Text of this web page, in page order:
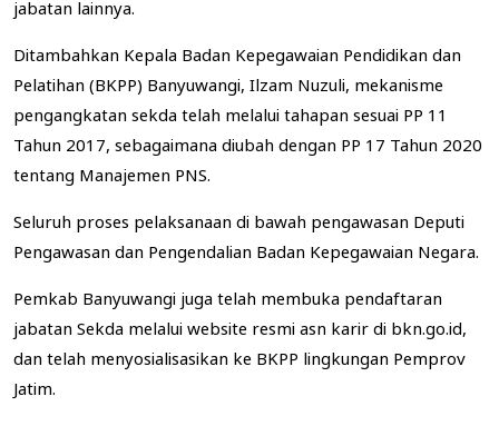
jabatan lainnya.
Ditambahkan Kepala Badan Kepegawaian Pendidikan dan
Pelatihan (BKPP) Banyuwangi, Ilzam Nuzuli, mekanisme
pengangkatan sekda telah melalui tahapan sesuai PP 11
Tahun 2017, sebagaimana diubah dengan PP 17 Tahun 2020
tentang Manajemen PNS.
Seluruh proses pelaksanaan di bawah pengawasan Deputi
Pengawasan dan Pengendalian Badan Kepegawaian Negara.
Pemkab Banyuwangi juga telah membuka pendaftaran
jabatan Sekda melalui website resmi asn karir di bkn.go.id,
dan telah menyosialisasikan ke BKPP lingkungan Pemprov
Jatim.